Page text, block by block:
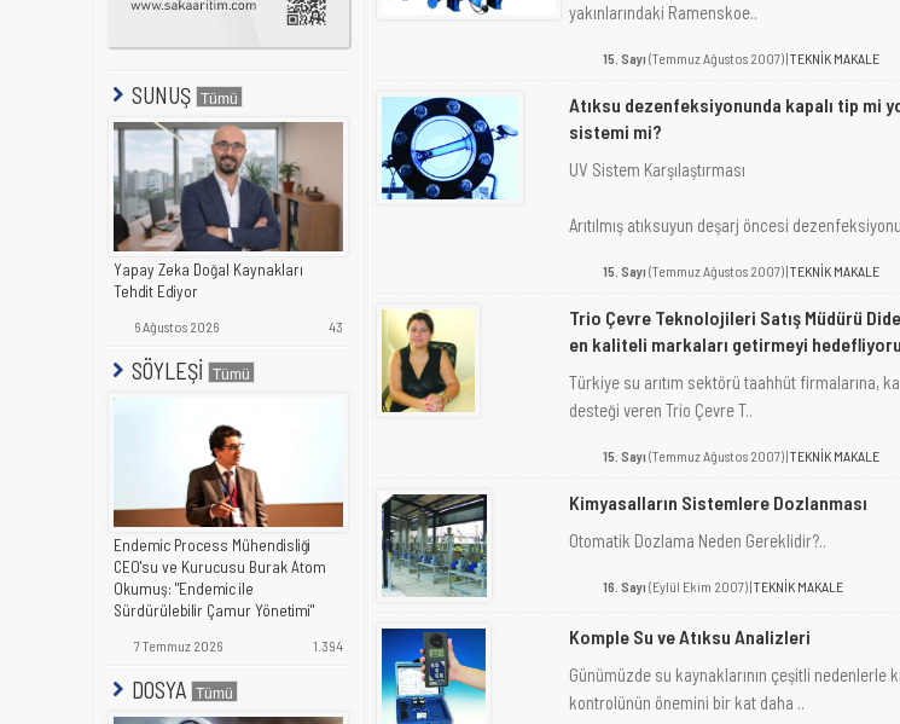
SUNUŞ
Yapay Zeka Doğal Kaynakları
Tehdit Ediyor
6 Ağustos 2026 43
SÖYLEŞİ
Endemic Process Mühendisliği
CEO'su ve Kurucusu Burak Atom
Okumuş: "Endemic ile
Sürdürülebilir Çamur Yönetimi"
7 Temmuz 2026 1.394
DOSYA
yakınlarındaki Ramenskoe..
15. Sayı (Temmuz Ağustos 2007) |TEKNİK MAKALE
Atıksu dezenfeksiyonunda kapalı tip mi
sistemi mi?
UV Sistem Karşılaştırması
Arıtılmış atıksuyun deşarj öncesi
15. Sayı (Temmuz Ağustos 2007) |TEKNİK MAKALE
Trio Çevre Teknolojileri Satış Müdürü
en kaliteli markaları getirmeyi
Türkiye su arıtım sektörü taahhüt firmalarına,
desteği veren Trio Çevre T..
15. Sayı (Temmuz Ağustos 2007) |TEKNİK MAKALE
Kimyasalların Sistemlere Dozlanması
Otomatik Dozlama Neden Gereklidir?..
16. Sayı (Eylül Ekim 2007) |TEKNİK MAKALE
Komple Su ve Atıksu Analizleri
Günümüzde su kaynaklarının çeşitli nedenlerle
kontrolünün önemini bir kat daha ..